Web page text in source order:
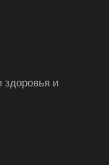
здоровья и